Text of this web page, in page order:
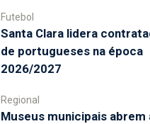
Futebol
Santa Clara lidera
de portugueses na época
2026/2027
Regional
Museus municipais abrem